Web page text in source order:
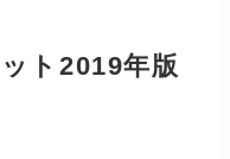
ト2019年版